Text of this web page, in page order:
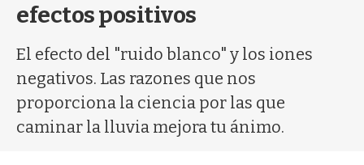
efectos positivos
El efecto del "ruido blanco" y los iones
negativos. Las razones que nos
proporciona la ciencia por las que
caminar la lluvia mejora tu ánimo.